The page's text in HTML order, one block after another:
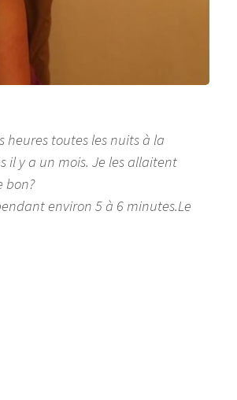
toutes les nuits à la
il y a un mois. Je les allaitent
bon?
environ 5 à 6 minutes.Le